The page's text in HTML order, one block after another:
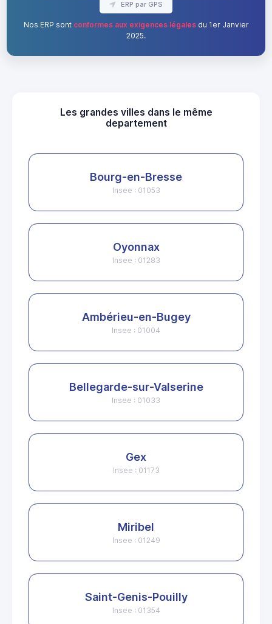
ERP par GPS
Nos ERP sont conformes aux exigences légalesdu 1er Janvier
2025.
Les grandes villes dans le même
departement
Bourg-en-Bresse
Insee : 01053
Oyonnax
Insee : 01283
Ambérieu-en-Bugey
Insee : 01004
Bellegarde-sur-Valserine
Insee : 01033
Gex
Insee : 01173
Miribel
Insee : 01249
Saint-Genis-Pouilly
Insee : 01354